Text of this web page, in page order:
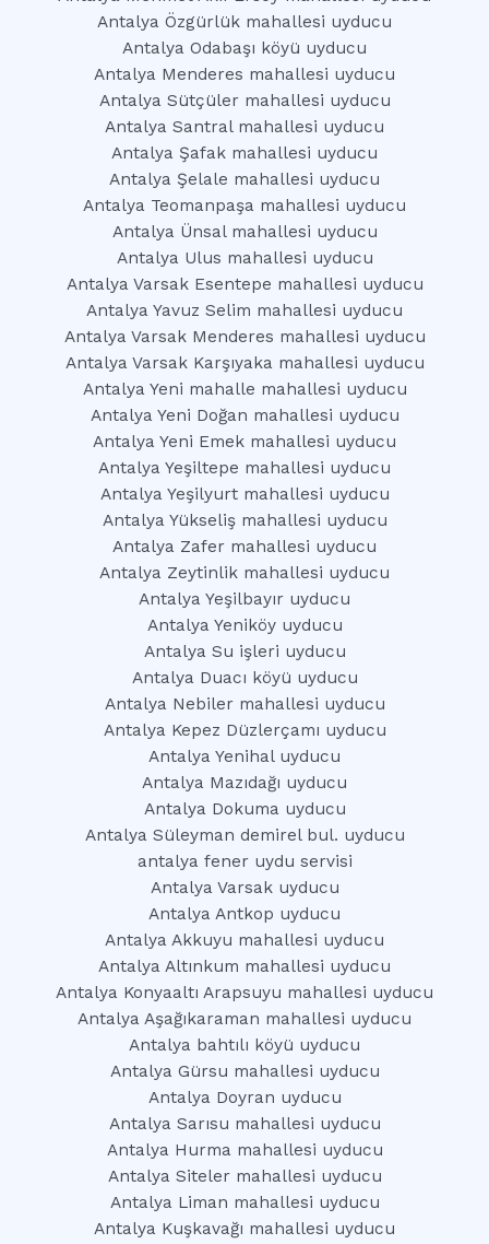
Antalya Özgürlük mahallesi uyducu
Antalya Odabaşı köyü uyducu
Antalya Menderes mahallesi uyducu
Antalya Sütçüler mahallesi uyducu
Antalya Santral mahallesi uyducu
Antalya Şafak mahallesi uyducu
Antalya Şelale mahallesi uyducu
Antalya Teomanpaşa mahallesi uyducu
Antalya Ünsal mahallesi uyducu
Antalya Ulus mahallesi uyducu
Antalya Varsak Esentepe mahallesi uyducu
Antalya Yavuz Selim mahallesi uyducu
Antalya Varsak Menderes mahallesi uyducu
Antalya Varsak Karşıyaka mahallesi uyducu
Antalya Yeni mahalle mahallesi uyducu
Antalya Yeni Doğan mahallesi uyducu
Antalya Yeni Emek mahallesi uyducu
Antalya Yeşiltepe mahallesi uyducu
Antalya Yeşilyurt mahallesi uyducu
Antalya Yükseliş mahallesi uyducu
Antalya Zafer mahallesi uyducu
Antalya Zeytinlik mahallesi uyducu
Antalya Yeşilbayır uyducu
Antalya Yeniköy uyducu
Antalya Su işleri uyducu
Antalya Duacı köyü uyducu
Antalya Nebiler mahallesi uyducu
Antalya Kepez Düzlerçamı uyducu
Antalya Yenihal uyducu
Antalya Mazıdağı uyducu
Antalya Dokuma uyducu
Antalya Süleyman demirel bul. uyducu
antalya fener uydu servisi
Antalya Varsak uyducu
Antalya Antkop uyducu
Antalya Akkuyu mahallesi uyducu
Antalya Altınkum mahallesi uyducu
Antalya Konyaaltı Arapsuyu mahallesi uyducu
Antalya Aşağıkaraman mahallesi uyducu
Antalya bahtılı köyü uyducu
Antalya Gürsu mahallesi uyducu
Antalya Doyran uyducu
Antalya Sarısu mahallesi uyducu
Antalya Hurma mahallesi uyducu
Antalya Siteler mahallesi uyducu
Antalya Liman mahallesi uyducu
Antalya Kuşkavağı mahallesi uyducu